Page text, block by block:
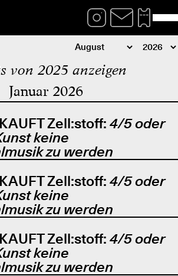
von 2025 anzeigen
Januar 2026
Zell:stoff: 4/5 oder
keine
zu werden
Zell:stoff: 4/5 oder
keine
zu werden
Zell:stoff: 4/5 oder
keine
zu werden